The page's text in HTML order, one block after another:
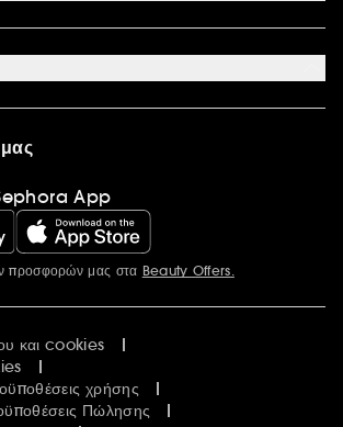
App
προσφορών μας στα Beauty Offers.
και cookies
χρήσης
Πώλησης